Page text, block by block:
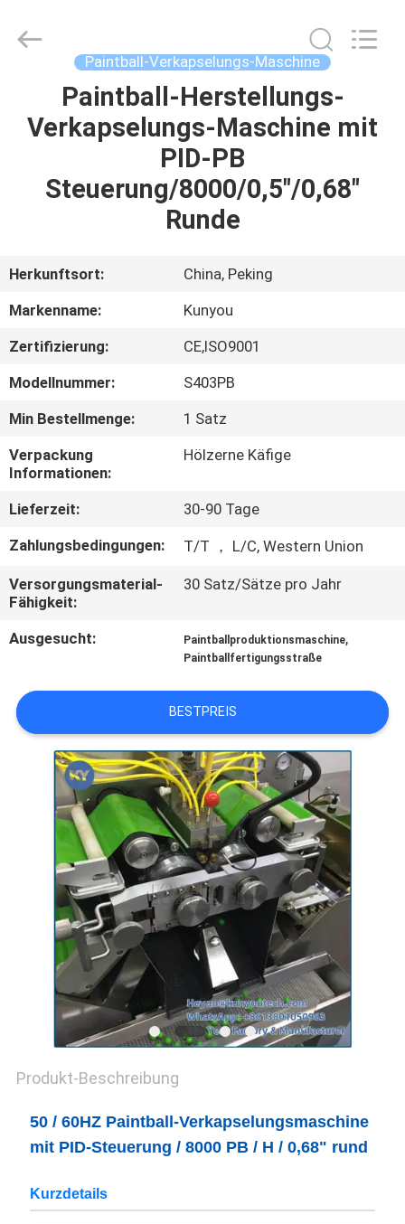
HAUSE
PRODUKTE
ÜBER
WERKSBESICHTIGUNG
QUALITÄTSKONTROLLE
NEUIGKEITEN
BITTE UM
EIN
PRIVACY
POLICY
Pharmatech
Co.,LTD..
Paintball-Verkapselungs-Maschine
Paintball-Herstellungs-
Verkapselungs-Maschine mit
PID-PB
Steuerung/8000/0,5"/0,68"
Runde
Herkunftsort:
China, Peking
Markenname:
Kunyou
Zertifizierung:
CE,ISO9001
Modellnummer:
S403PB
Min Bestellmenge:
1 Satz
Verpackung
Informationen:
Hölzerne Käfige
Lieferzeit:
30-90 Tage
Zahlungsbedingungen:
T/T ， L/C, Western Union
Versorgungsmaterial-
Fähigkeit:
30 Satz/Sätze pro Jahr
Ausgesucht: Paintballproduktionsmaschine,
Paintballfertigungsstraße
BESTPREIS
Produkt-Beschreibung
50 / 60HZ Paintball-Verkapselungsmaschine
mit PID-Steuerung / 8000 PB / H / 0,68" rund
Kurzdetails